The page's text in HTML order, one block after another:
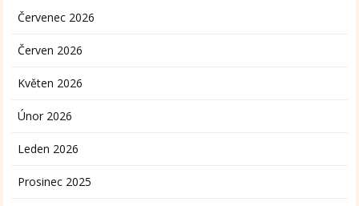
Červenec 2026
Červen 2026
Květen 2026
Únor 2026
Leden 2026
Prosinec 2025